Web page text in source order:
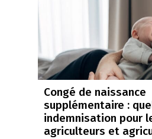
Congé de naissance
supplémentaire :
indemnisation pour
agriculteurs et